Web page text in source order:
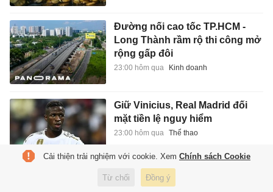
Đường nối cao tốc TP.HCM -
Long Thành rầm rộ thi công mở
rộng gấp đôi
23:00 hôm qua Kinh doanh
Giữ Vinicius, Real Madrid đối
mặt tiền lệ nguy hiểm
23:00 hôm qua Thể thao
Kỹ sư IT bỏ việc thu nhập 100
Cải thiện trải nghiệm với cookie. Xem Chính sách Cookie
Từ chối Đồng ý